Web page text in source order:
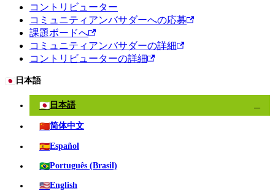
コントリビューター
コミュニティアンバサダーへの応募
課題ボードへ
コミュニティアンバサダーの詳細
コントリビューターの詳細
🇯🇵 日本語
🇯🇵 日本語
🇨🇳简体中文
🇪🇸Español
🇧🇷Português (Brasil)
🇺🇸English